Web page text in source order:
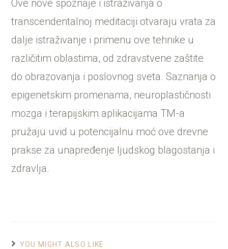
Ove nove spoznaje i istraživanja o
transcendentalnoj meditaciji otvaraju vrata za
dalje istraživanje i primenu ove tehnike u
različitim oblastima, od zdravstvene zaštite
do obrazovanja i poslovnog sveta. Saznanja o
epigenetskim promenama, neuroplastičnosti
mozga i terapijskim aplikacijama TM-a
pružaju uvid u potencijalnu moć ove drevne
prakse za unapređenje ljudskog blagostanja i
zdravlja.
YOU MIGHT ALSO LIKE